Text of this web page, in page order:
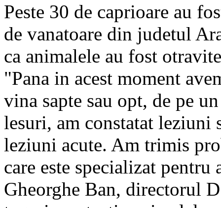
Peste 30 de caprioare au
de vanatoare din judetul
ca animalele au fost
"Pana in acest moment
vina sapte sau opt, de pe
lesuri, am constatat leziuni
leziuni acute. Am trimis
care este specializat
Gheorghe Ban, directorul